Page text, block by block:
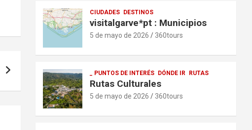
CIUDADES DESTINOS
visitalgarve*pt : Municipios
5 de mayo de 2026 360tours
_ PUNTOS DE INTERÉS DÓNDE IR RUTAS
Rutas Culturales
5 de mayo de 2026 360tours